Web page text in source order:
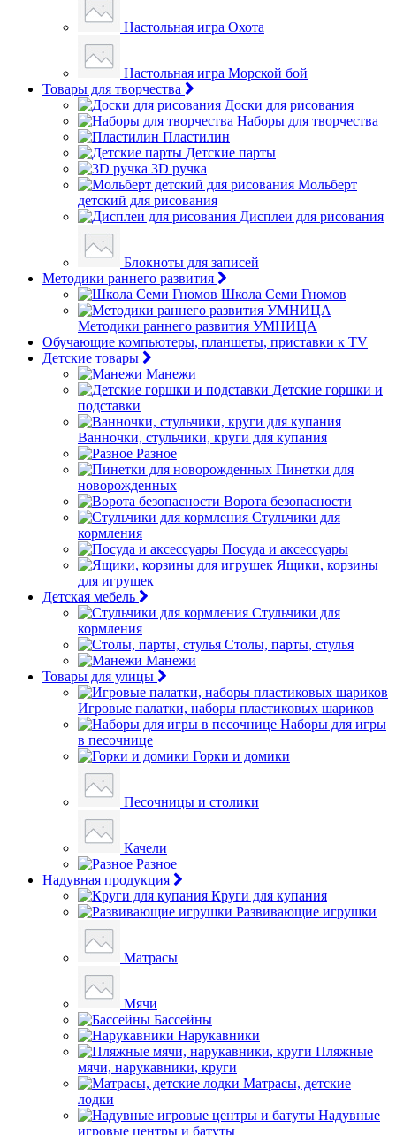
Настольная игра Охота
Настольная игра Морской бой
Товары для творчества
Доски для рисования
Наборы для творчества
Пластилин
Детские парты
3D ручка
Мольберт
детский для рисования
Дисплеи для рисования
Блокноты для записей
Методики раннего развития
Школа Семи Гномов
Методики раннего развития УМНИЦА
Обучающие компьютеры, планшеты, приставки к TV
Детские товары
Манежи
Детские горшки и
подставки
Ванночки, стульчики, круги для купания
Разное
Пинетки для
новорожденных
Ворота безопасности
Стульчики для
кормления
Посуда и аксессуары
Ящики, корзины
для игрушек
Детская мебель
Стульчики для
кормления
Столы, парты, стулья
Манежи
Товары для улицы
Игровые палатки, наборы пластиковых шариков
Наборы для игры
в песочнице
Горки и домики
Песочницы и столики
Качели
Разное
Надувная продукция
Круги для купания
Развивающие игрушки
Матрасы
Мячи
Бассейны
Нарукавники
Пляжные
мячи, нарукавники, круги
Матрасы, детские
лодки
Надувные
игровые центры и батуты